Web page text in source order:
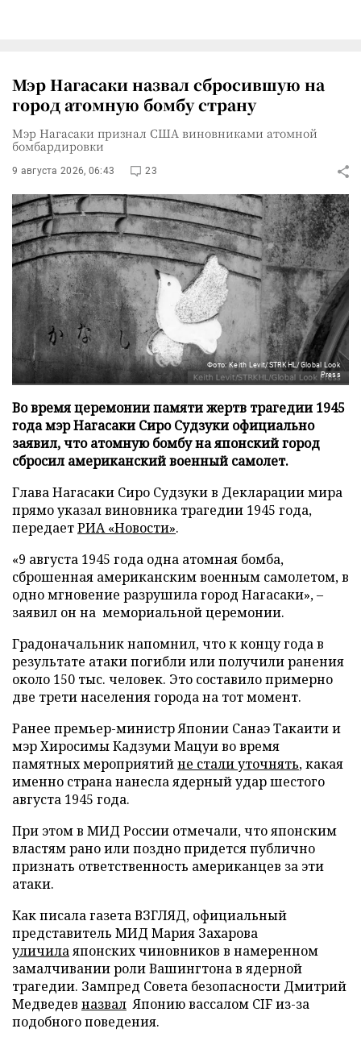
Мэр Нагасаки назвал сбросившую на
город атомную бомбу страну
Мэр Нагасаки признал США виновниками атомной
бомбардировки
9 августа 2026, 06:43 23
Фото: Keith Levit/STRKHL/Global Look
Press
Во время церемонии памяти жертв трагедии 1945
года мэр Нагасаки Сиро Судзуки официально
заявил, что атомную бомбу на японский город
сбросил американский военный самолет.
Глава Нагасаки Сиро Судзуки в Декларации мира
прямо указал виновника трагедии 1945 года,
передаетРИА «Новости».
«9 августа 1945 года одна атомная бомба,
сброшенная американским военным самолетом, в
одно мгновение разрушила город Нагасаки», –
заявил он на мемориальной церемонии.
Градоначальник напомнил, что к концу года в
результате атаки погибли или получили ранения
около 150 тыс. человек. Это составило примерно
две трети населения города на тот момент.
Ранее премьер-министр Японии Санаэ Такаити и
мэр Хиросимы Кадзуми Мацуи во время
памятных мероприятийне стали уточнять, какая
именно страна нанесла ядерный удар шестого
августа 1945 года.
При этом в МИД России отмечали, что японским
властям рано или поздно придется публично
признать ответственность американцев за эти
атаки.
Как писала газета ВЗГЛЯД, официальный
представитель МИД Мария Захарова
уличилаяпонских чиновников в намеренном
замалчивании роли Вашингтона в ядерной
трагедии. Зампред Совета безопасности Дмитрий
Медведев назвал Японию вассалом CIF из-за
подобного поведения.